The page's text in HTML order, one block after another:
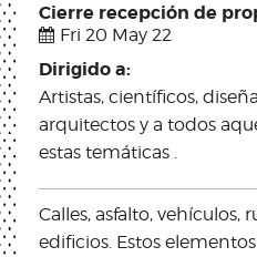
Cierre recepción de
Fri 20 May 22
Dirigido a:
Artistas, científicos,
arquitectos y a todos
estas temáticas .
Calles, asfalto, vehículos,
edificios. Estos